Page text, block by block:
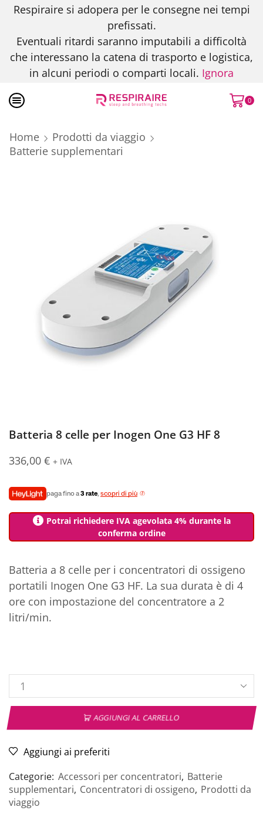
Respiraire si adopera per le consegne nei tempi
prefissati.
Eventuali ritardi saranno imputabili a difficoltà
che interessano la catena di trasporto e logistica,
in alcuni periodi o comparti locali. Ignora
0
Home
Prodotti da viaggio
Batterie supplementari
Batteria 8 celle per Inogen One G3 HF 8
336,00 € + IVA
paga fino a3 rate, scopri di più
Potrai richiedere IVA agevolata 4% durante la
conferma ordine
Batteria a 8 celle per i concentratori di ossigeno
portatili Inogen One G3 HF. La sua durata è di 4
ore con impostazione del concentratore a 2
litri/min.
AGGIUNGI AL CARRELLO
Aggiungi ai preferiti
Categorie: Accessori per concentratori, Batterie
supplementari, Concentratori di ossigeno, Prodotti da
viaggio